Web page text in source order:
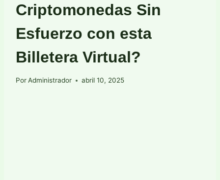
Criptomonedas Sin
Esfuerzo con esta
Billetera Virtual?
PorAdministrador abril 10, 2025